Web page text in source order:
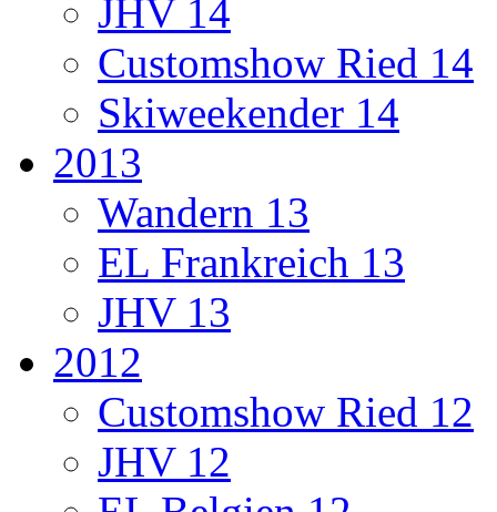
JHV 14
Customshow Ried 14
Skiweekender 14
2013
Wandern 13
EL Frankreich 13
JHV 13
2012
Customshow Ried 12
JHV 12